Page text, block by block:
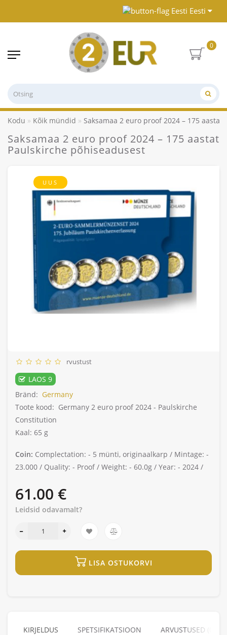
Eesti
0
Kodu Kõik mündid Saksamaa 2 euro proof 2024 – 175
Saksamaa 2 euro proof 2024 – 175 aastat
Paulskirche põhiseadusest
UUS
rvustust
LAOS 9
Bränd: Germany
Toote kood: Germany 2 euro proof 2024 - Paulskirche
Constitution
Kaal: 65 g
Coin: Complectation: - 5 münti, originaalkarp / Mintage: -
23.000 / Quality: - Proof / Weight: - 60.0g / Year: - 2024 /
61.00 €
Leidsid odavamalt?
LISA OSTUKORVI
KIRJELDUS SPETSIFIKATSIOON ARVUSTUSED (0)